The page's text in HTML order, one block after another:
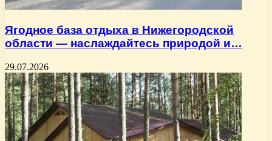
Ягодное база отдыха в Нижегородской
области — наслаждайтесь природой и…
29.07.2026